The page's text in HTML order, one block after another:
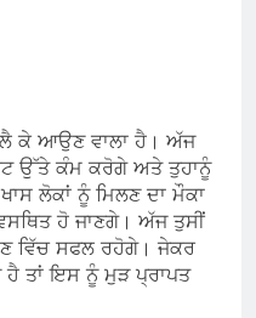
ਕੇ ਆਉਣ ਵਾਲਾ ਹੈ। ਅੱਜ
ਉੱਤੇ ਕੰਮ ਕਰੋਗੇ ਅਤੇ ਤੁਹਾਨੂੰ
ਲੋਕਾਂ ਨੂੰ ਮਿਲਣ ਦਾ ਮੌਕਾ
ਹੋ ਜਾਣਗੇ। ਅੱਜ ਤੁਸੀਂ
ਵਿੱਚ ਸਫਲ ਰਹੋਗੇ। ਜੇਕਰ
ਤਾਂ ਇਸ ਨੂੰ ਮੁੜ ਪ੍ਰਾਪਤ